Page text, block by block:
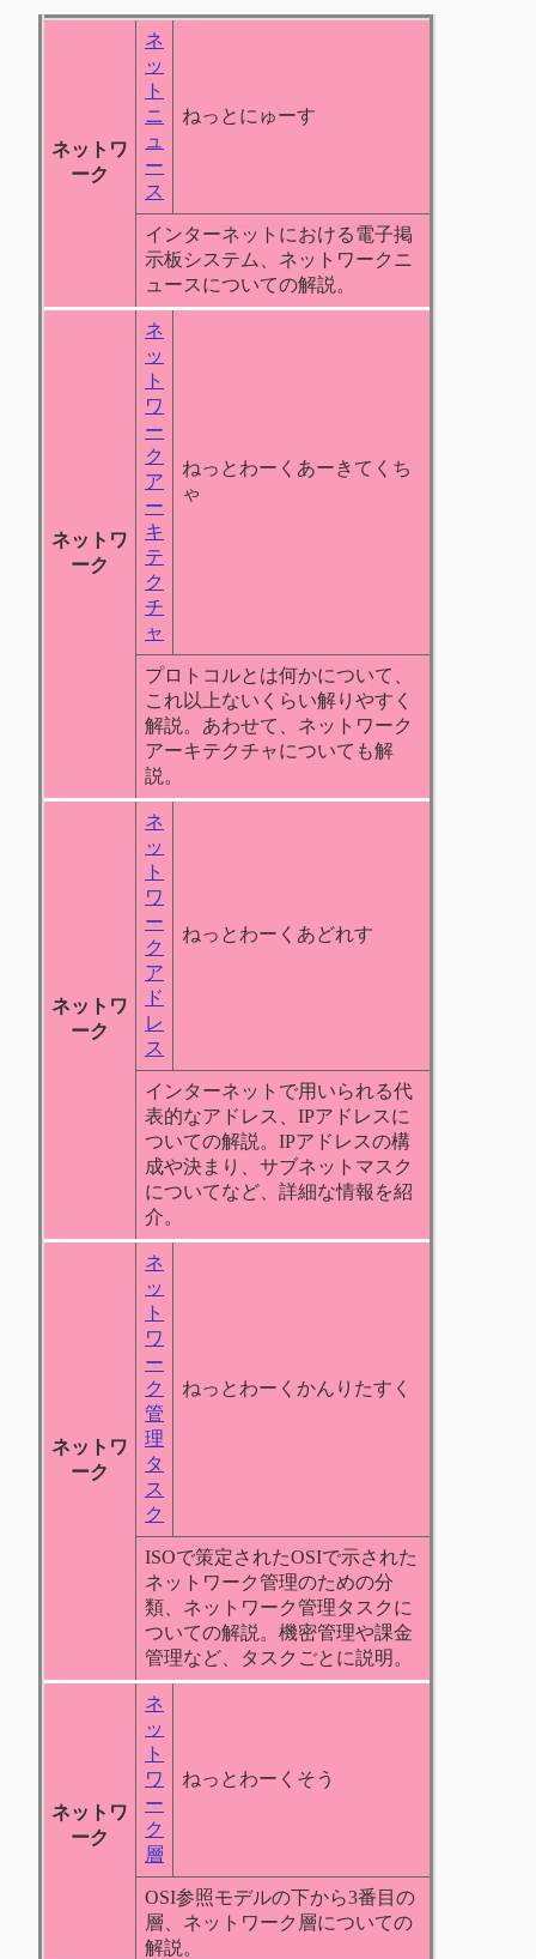
ネットワ
ーク
ネ
ッ
ト
ニ
ュ
ー
ス
ねっとにゅーす
インターネットにおける電子掲
示板システム、ネットワークニ
ュースについての解説。
ネットワ
ーク
ネ
ッ
ト
ワ
ー
ク
ア
ー
キ
テ
ク
チ
ャ
ねっとわーくあーきてくち
ゃ
プロトコルとは何かについて、
これ以上ないくらい解りやすく
解説。あわせて、ネットワーク
アーキテクチャについても解
説。
ネットワ
ーク
ネ
ッ
ト
ワ
ー
ク
ア
ド
レ
ス
ねっとわーくあどれす
インターネットで用いられる代
表的なアドレス、IPアドレスに
ついての解説。IPアドレスの構
成や決まり、サブネットマスク
についてなど、詳細な情報を紹
介。
ネットワ
ーク
ネ
ッ
ト
ワ
ー
ク
管
理
タ
ス
ク
ねっとわーくかんりたすく
ISOで策定されたOSIで示された
ネットワーク管理のための分
類、ネットワーク管理タスクに
ついての解説。機密管理や課金
管理など、タスクごとに説明。
ネットワ
ーク
ネ
ッ
ト
ワ
ー
ク
層
ねっとわーくそう
OSI参照モデルの下から3番目の
層、ネットワーク層についての
解説。